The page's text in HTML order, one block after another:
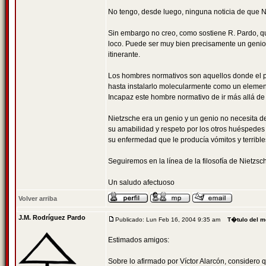
No tengo, desde luego, ninguna noticia de que
Sin embargo no creo, como sostiene R. Pardo,
loco. Puede ser muy bien precisamente un
itinerante.
Los hombres normativos son aquellos donde
hasta instalarlo molecularmente como un
Incapaz este hombre normativo de ir más allá
Nietzsche era un genio y un genio no necesita
su amabilidad y respeto por los otros
su enfermedad que le producía vómitos y
Seguiremos en la línea de la filosofía de
Un saludo afectuoso
Volver arriba
J.M. Rodríguez Pardo Publicado: Lun Feb 16, 2004 9:35 am T�tulo del
Estimados amigos:
Sobre lo afirmado por Víctor Alarcón, considero